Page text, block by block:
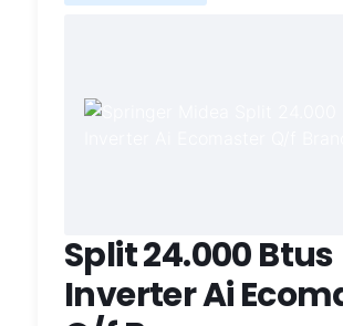
Split 24.000 Btus
Inverter Ai